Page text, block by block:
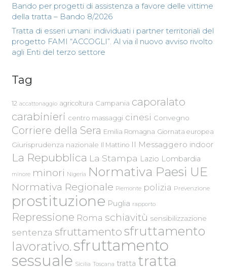
Bando per progetti di assistenza a favore delle vittime
della tratta – Bando 8/2026
Tratta di esseri umani: individuati i partner territoriali del
progetto FAMI “ACCOGLI”. Al via il nuovo avviso rivolto
agli Enti del terzo settore
Tag
12 accattonaggio agricoltura Campania caporalato
carabinieri centro massaggi cinesi Convegno
Corriere della Sera Emilia Romagna Giornata europea
Giurisprudenza nazionale Il Mattino Il Messaggero indoor
La Repubblica La Stampa Lazio Lombardia
minore minori Nigeria Normativa Paesi UE
Normativa Regionale Piemonte polizia Prevenzione
prostituzione Puglia rapporto
Repressione Roma schiavitù sensibilizzazione
sentenza sfruttamento sfruttamento
lavorativo.sfruttamento
sessuale Sicilia Toscana tratta tratta